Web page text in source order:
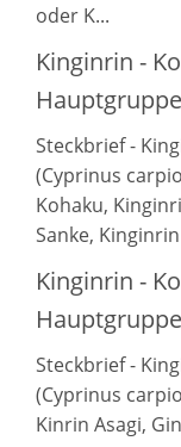
oder K...
Kinginrin -
Steckbrief -
(Cyprinus
Kohaku,
Sanke,
Kinginrin -
Steckbrief -
(Cyprinus
Kinrin Asagi,